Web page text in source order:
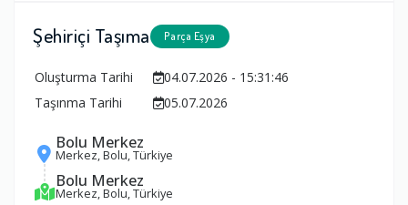
Şehiriçi Taşıma Parça Eşya
Oluşturma Tarihi
04.07.2026 - 15:31:46
Taşınma Tarihi
05.07.2026
Bolu Merkez
Merkez, Bolu, Türkiye
Bolu Merkez
Merkez, Bolu, Türkiye